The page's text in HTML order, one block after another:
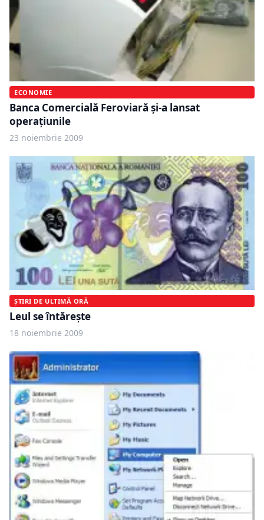
ECONOMIE
Banca Comercială Feroviară şi-a lansat
operaţiunile
23 noiembrie 2009
ȘTIRI DE ULTIMĂ ORĂ
Leul se întăreşte
18 noiembrie 2009